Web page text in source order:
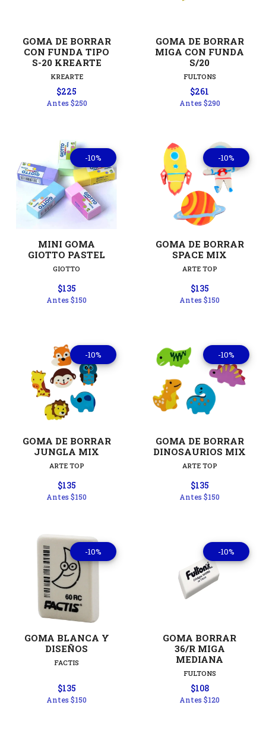
GOMA DE BORRAR
CON FUNDA TIPO
S-20 KREARTE
KREARTE
$225
Antes$250
GOMA DE BORRAR
MIGA CON FUNDA
S/20
FULTONS
$261
Antes$290
-10%
MINI GOMA
GIOTTO PASTEL
GIOTTO
$135
Antes$150
-10%
GOMA DE BORRAR
SPACE MIX
ARTE TOP
$135
Antes$150
-10%
GOMA DE BORRAR
JUNGLA MIX
ARTE TOP
$135
Antes$150
-10%
GOMA DE BORRAR
DINOSAURIOS MIX
ARTE TOP
$135
Antes$150
-10%
GOMA BLANCA Y
DISEÑOS
FACTIS
$135
Antes$150
-10%
GOMA BORRAR
36/R MIGA
MEDIANA
FULTONS
$108
Antes$120